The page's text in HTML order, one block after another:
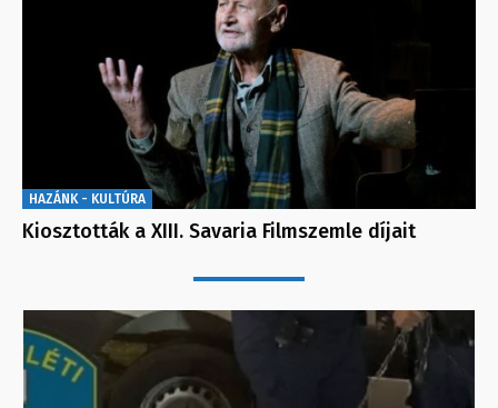
HAZÁNK - KULTÚRA
Kiosztották a XIII. Savaria Filmszemle díjait